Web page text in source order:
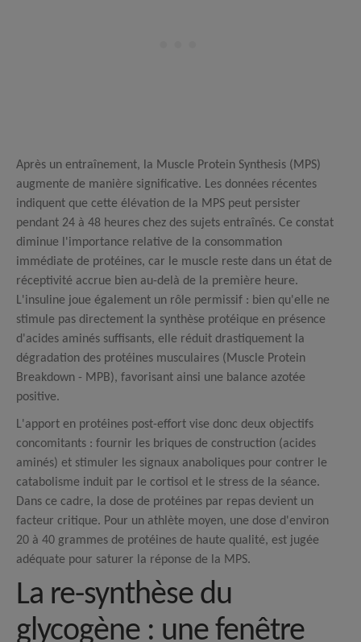
Après un entraînement, la Muscle Protein Synthesis (MPS)
augmente de manière significative. Les données récentes
indiquent que cette élévation de la MPS peut persister
pendant 24 à 48 heures chez des sujets entraînés. Ce constat
diminue l'importance relative de la consommation
immédiate de protéines, car le muscle reste dans un état de
réceptivité accrue bien au-delà de la première heure.
L'insuline joue également un rôle permissif : bien qu'elle ne
stimule pas directement la synthèse protéique en présence
d'acides aminés suffisants, elle réduit drastiquement la
dégradation des protéines musculaires (Muscle Protein
Breakdown - MPB), favorisant ainsi une balance azotée
positive.
L'apport en protéines post-effort vise donc deux objectifs
concomitants : fournir les briques de construction (acides
aminés) et stimuler les signaux anaboliques pour contrer le
catabolisme induit par le cortisol et le stress de la séance.
Dans ce cadre, la dose de protéines par repas devient un
facteur critique. Pour un athlète moyen, une dose d'environ
20 à 40 grammes de protéines de haute qualité, est jugée
adéquate pour saturer la réponse de la MPS.
La re-synthèse du
glycogène : une fenêtre